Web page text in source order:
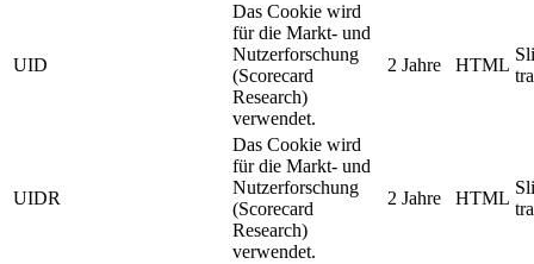
UID
Das Cookie wird
für die Markt- und
Nutzerforschung
(Scorecard
Research)
verwendet.
2 Jahre HTML
UIDR
Das Cookie wird
für die Markt- und
Nutzerforschung
(Scorecard
Research)
verwendet.
2 Jahre HTML